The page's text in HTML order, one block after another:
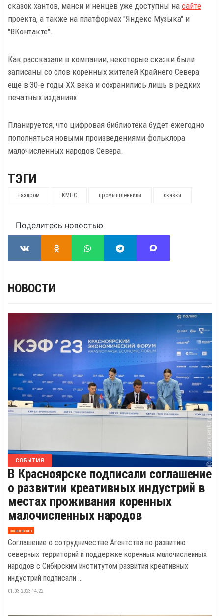
сказок хантов, манси и ненцев уже доступны на сайте
проекта, а также на платформах "Яндекс Музыка" и
"ВКонтакте".
Как рассказали в компании, некоторые сказки были
записаны со слов коренных жителей Крайнего Севера
еще в 30-е годы ХХ века и сохранились лишь в редких
печатных изданиях.
Планируется, что цифровая библиотека будет ежегодно
пополняться новыми произведениями фольклора
малочисленных народов Севера.
ТЭГИ
Газпром КМНС промышленники сказки
Поделитесь новостью
НОВОСТИ
СОБЫТИЯ
В Красноярске подписали соглашение
о развитии креативных индустрий в
местах проживания коренных
малочисленных народов
эксклюзив
Соглашение о сотрудничестве Агентства по развитию
северных территорий и поддержке коренных малочисленных
народов с Сибирским институтом развития креативных
индустрий подписали ...
01.03.2023 14:22